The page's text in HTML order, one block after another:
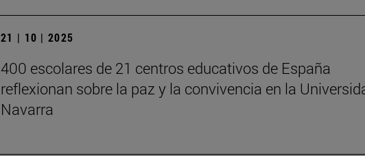
21 | 10 | 2025
400 escolares de 21 centros educativos de España
reflexionan sobre la paz y la convivencia en la
Navarra